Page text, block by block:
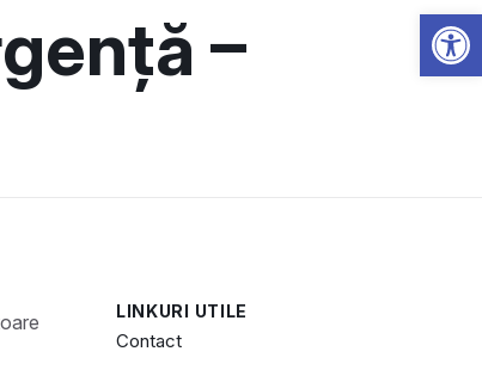
–
LINKURI UTILE
Contact